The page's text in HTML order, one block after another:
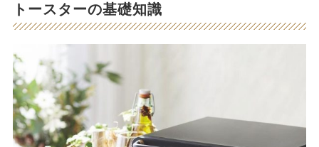
トースターの基礎知識